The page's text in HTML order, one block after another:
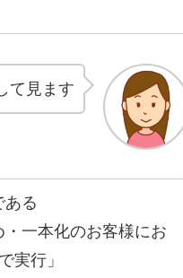
て見ます
ある
・一本化のお客様にお
実行」